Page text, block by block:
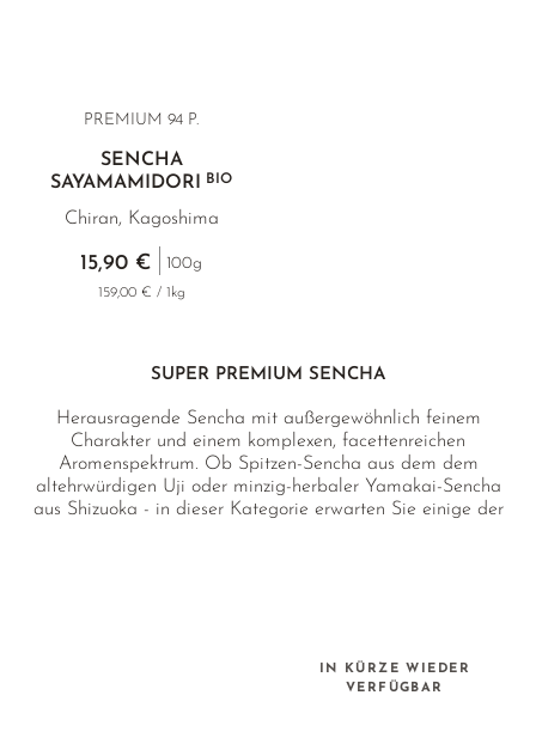
PREMIUM 94 P.
SENCHA
SAYAMAMIDORI
BIO
Chiran, Kagoshima
15,90 € 100g
159,00 € / 1kg
SUPER PREMIUM SENCHA
Herausragende Sencha mit außergewöhnlich feinem
Charakter und einem komplexen, facettenreichen
Aromenspektrum. Ob Spitzen-Sencha aus dem dem
altehrwürdigen Uji oder minzig-herbaler Yamakai-Sencha
aus Shizuoka - in dieser Kategorie erwarten Sie einige der
IN KÜRZE WIEDER
VERFÜGBAR